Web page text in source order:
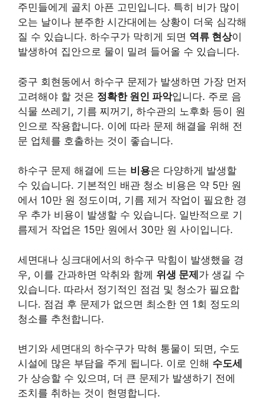
주민들에게 골치 아픈 고민입니다. 특히 비가 많이
오는 날이나 분주한 시간대에는 상황이 더욱 심각해
질 수 있습니다. 하수구가 막히게 되면 역류 현상이
발생하여 집안으로 물이 밀려 들어올 수 있습니다.
중구 회현동에서 하수구 문제가 발생하면 가장 먼저
고려해야 할 것은 정확한 원인 파악입니다. 주로 음
식물 쓰레기, 기름 찌꺼기, 하수관의 노후화 등이 원
인으로 작용합니다. 이에 따라 문제 해결을 위해 전
문 업체를 호출하는 것이 좋습니다.
하수구 문제 해결에 드는 비용은 다양하게 발생할
수 있습니다. 기본적인 배관 청소 비용은 약 5만 원
에서 10만 원 정도이며, 기름 제거 작업이 필요한 경
우 추가 비용이 발생할 수 있습니다. 일반적으로 기
름제거 작업은 15만 원에서 30만 원 사이입니다.
세면대나 싱크대에서의 하수구 막힘이 발생했을 경
우, 이를 간과하면 악취와 함께 위생 문제가 생길 수
있습니다. 따라서 정기적인 점검 및 청소가 필요합
니다. 점검 후 문제가 없으면 최소한 연 1회 정도의
청소를 추천합니다.
변기와 세면대의 하수구가 막혀 통물이 되면, 수도
시설에 많은 부담을 주게 됩니다. 이로 인해 수도세
가 상승할 수 있으며, 더 큰 문제가 발생하기 전에
조치를 취하는 것이 현명합니다.